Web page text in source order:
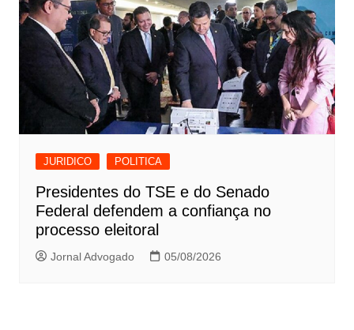
JURIDICO POLITICA
Presidentes do TSE e do Senado
Federal defendem a confiança no
processo eleitoral
Jornal Advogado 05/08/2026